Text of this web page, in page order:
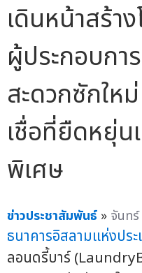
เดินหน้าสร้า
ผู้ประกอบกา
สะดวกซักให
เชื่อที่ยืดหยุ่น
พิเศษ
ข่าวประชาสัมพันธ์ » จันท
ธนาคารอิสลามแห่งประ
ลอนดรี้บาร์